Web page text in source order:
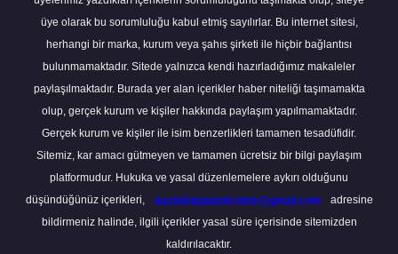
üye olarak bu sorumluluğu kabul etmiş sayılırlar. Bu internet sitesi,
herhangi bir marka, kurum veya şahıs şirketi ile hiçbir bağlantısı
bulunmamaktadır. Sitede yalnızca kendi hazırladığımız makaleler
paylaşılmaktadır. Burada yer alan içerikler haber niteliği taşımamakta
olup, gerçek kurum ve kişiler hakkında paylaşım yapılmamaktadır.
Gerçek kurum ve kişiler ile isim benzerlikleri tamamen tesadüfidir.
Sitemiz, kar amacı gütmeyen ve tamamen ücretsiz bir bilgi paylaşım
platformudur. Hukuka ve yasal düzenlemelere aykırı olduğunu
düşündüğünüz içerikleri,
backlinkpanelicomtr@gmail.com
adresine
bildirmeniz halinde, ilgili içerikler yasal süre içerisinde sitemizden
kaldırılacaktır.